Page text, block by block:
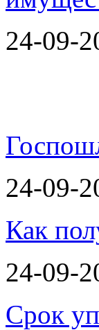
24-09-
24-09-
Как
24-09-
Срок